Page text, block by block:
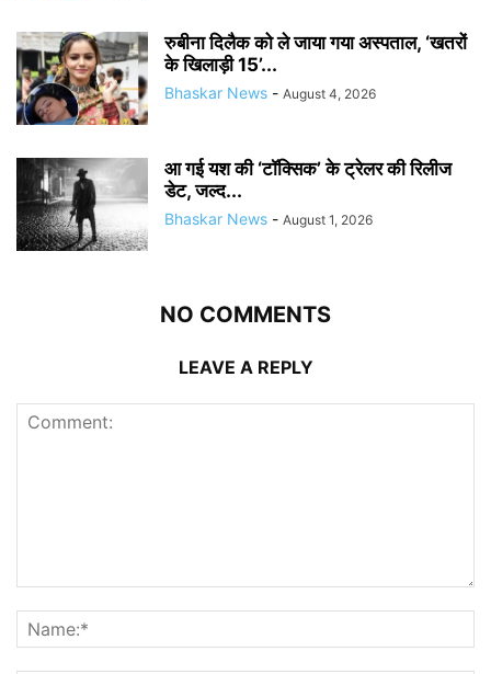
रुबीना दिलैक को ले जाया गया अस्पताल, ‘खतरों
के खिलाड़ी 15’...
Bhaskar News - August 4, 2026
आ गई यश की ‘टॉक्सिक’ के ट्रेलर की रिलीज
डेट, जल्द...
Bhaskar News - August 1, 2026
NO COMMENTS
LEAVE A REPLY